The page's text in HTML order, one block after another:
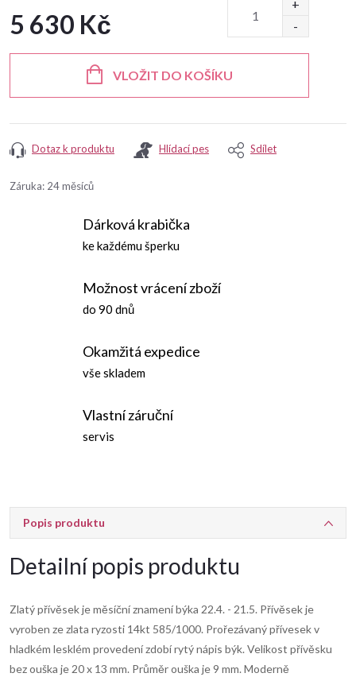
5 630 Kč
VLOŽIT DO KOŠÍKU
Dotaz k produktu Hlídací pes Sdílet
Záruka: 24 měsíců
Dárková krabička
ke každému šperku
Možnost vrácení zboží
do 90 dnů
Okamžitá expedice
vše skladem
Vlastní záruční
servis
Popis produktu
Detailní popis produktu
Zlatý přívěsek je měsíční znamení býka 22.4. - 21.5. Přívěsek je
vyroben ze zlata ryzosti 14kt 585/1000. Prořezávaný přívesek v
hladkém lesklém provedení zdobí rytý nápis býk. Velikost přívěsku
bez ouška je 20 x 13 mm. Průměr ouška je 9 mm. Moderně